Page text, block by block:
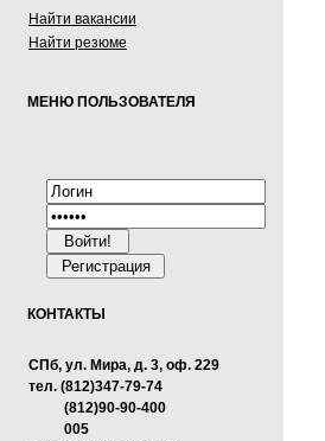
Найти вакансии
Найти резюме
МЕНЮ ПОЛЬЗОВАТЕЛЯ
Войти!
Регистрация
КОНТАКТЫ
СПб, ул. Мира, д. 3, оф. 229
тел. (812)347-79-74
(812)90-90-400
005